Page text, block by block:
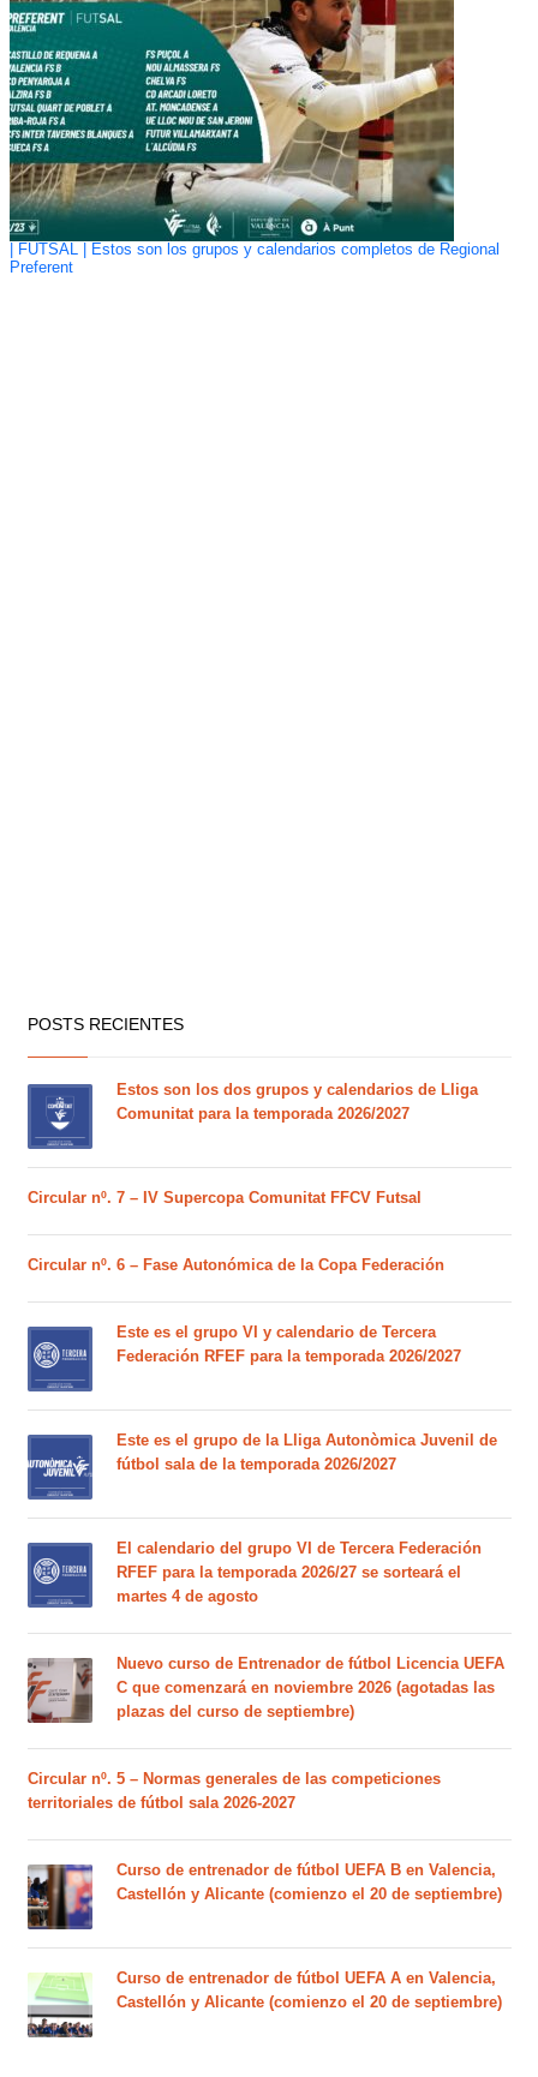
| FUTSAL | Estos son los grupos y calendarios completos de Regional
Preferent
POSTS RECIENTES
Estos son los dos grupos y calendarios de Lliga
Comunitat para la temporada 2026/2027
Circular nº. 7 – IV Supercopa Comunitat FFCV Futsal
Circular nº. 6 – Fase Autonómica de la Copa Federación
Este es el grupo VI y calendario de Tercera
Federación RFEF para la temporada 2026/2027
Este es el grupo de la Lliga Autonòmica Juvenil de
fútbol sala de la temporada 2026/2027
El calendario del grupo VI de Tercera Federación
RFEF para la temporada 2026/27 se sorteará el
martes 4 de agosto
Nuevo curso de Entrenador de fútbol Licencia UEFA
C que comenzará en noviembre 2026 (agotadas las
plazas del curso de septiembre)
Circular nº. 5 – Normas generales de las competiciones
territoriales de fútbol sala 2026-2027
Curso de entrenador de fútbol UEFA B en Valencia,
Castellón y Alicante (comienzo el 20 de septiembre)
Curso de entrenador de fútbol UEFA A en Valencia,
Castellón y Alicante (comienzo el 20 de septiembre)